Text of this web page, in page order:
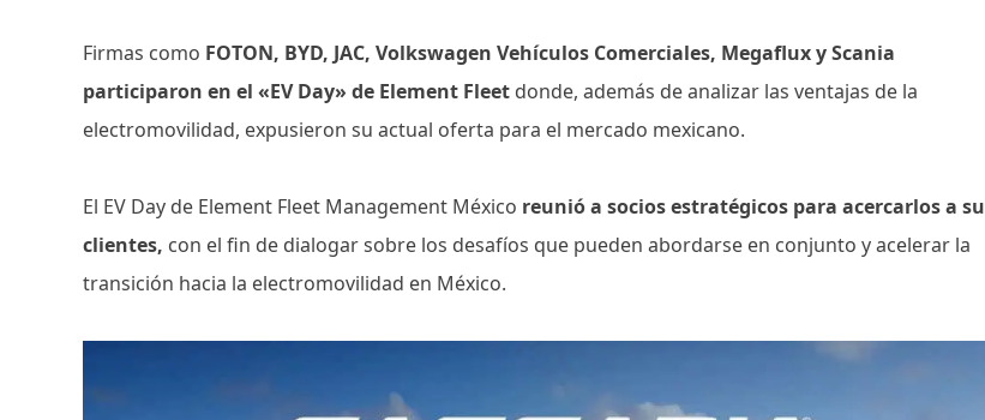
Firmas como FOTON, BYD, JAC, Volkswagen Vehículos Comerciales, Megaflux y Scania
participaron en el «EV Day» de Element Fleet donde, además de analizar las ventajas de la
electromovilidad, expusieron su actual oferta para el mercado mexicano.
El EV Day de Element Fleet Management México reunió a socios estratégicos para acercarlos a
clientes, con el fin de dialogar sobre los desafíos que pueden abordarse en conjunto y acelerar la
transición hacia la electromovilidad en México.